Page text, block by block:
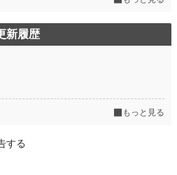
新履歴
もっと見る
する